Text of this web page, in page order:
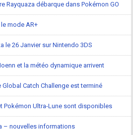
Rayquaza débarque dans Pokémon GO
mode AR+
le 26 Janvier sur Nintendo 3DS
et la météo dynamique arrivent
Global Catch Challenge est terminé
Pokémon Ultra-Lune sont disponibles
– nouvelles informations